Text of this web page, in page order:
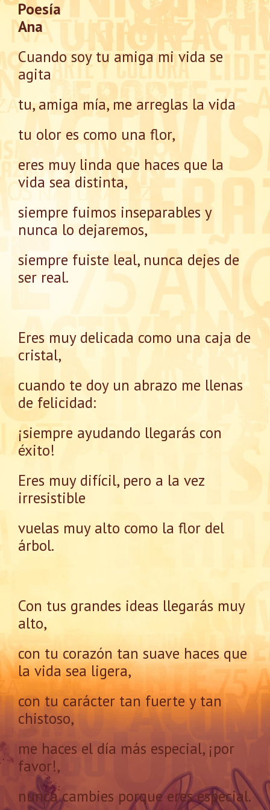
Poesía
Ana
Cuando soy tu amiga mi vida se
agita
tu, amiga mía, me arreglas la vida
tu olor es como una flor,
eres muy linda que haces que la
vida sea distinta,
siempre fuimos inseparables y
nunca lo dejaremos,
siempre fuiste leal, nunca dejes de
ser real.
Eres muy delicada como una caja de
cristal,
cuando te doy un abrazo me llenas
de felicidad:
¡siempre ayudando llegarás con
éxito!
Eres muy difícil, pero a la vez
irresistible
vuelas muy alto como la flor del
árbol.
Con tus grandes ideas llegarás muy
alto,
con tu corazón tan suave haces que
la vida sea ligera,
con tu carácter tan fuerte y tan
chistoso,
me haces el día más especial, ¡por
favor!,
nunca cambies porque eres especial.